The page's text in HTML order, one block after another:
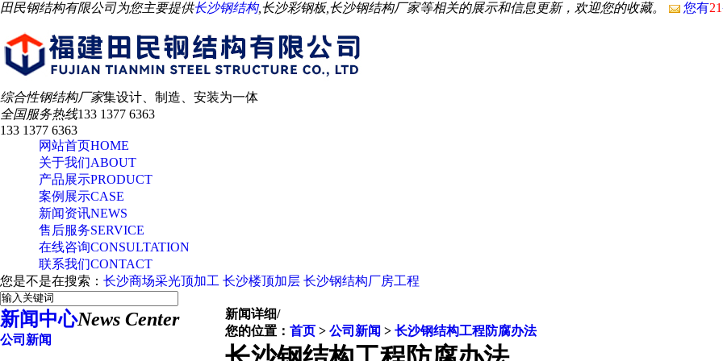
田民钢结构有限公司为您主要提供长沙钢结构,长沙彩钢板,长沙钢结构厂家等相关的展示和信息更新，欢迎您的收藏。 您有21
综合性钢结构厂家集设计、制造、安装为一体
全国服务热线133 1377 6363
133 1377 6363
网站首页HOME
关于我们ABOUT
产品展示PRODUCT
案例展示CASE
新闻资讯NEWS
售后服务SERVICE
在线咨询CONSULTATION
联系我们CONTACT
您是不是在搜索： 长沙商场采光顶加工 长沙楼顶加层 长沙钢结构厂房工程
新闻中心News Center
公司新闻
新闻详细/
您的位置： 首页 > 公司新闻 > 长沙钢结构工程防腐办法